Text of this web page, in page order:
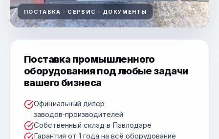
ПОСТАВКА · СЕРВИС · ДОКУМЕНТЫ
Поставка промышленного
оборудования под любые задачи
вашего бизнеса
Официальный дилер
заводов‑производителей
Собственный склад в Павлодаре
Гарантия от 1 года на всё оборудование